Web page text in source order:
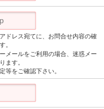
ドレス宛てに、お問合せ内容の確
。
メールをご利用の場合、迷惑メー
ます。
等をご確認下さい。